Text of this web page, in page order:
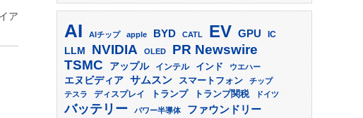
ア
AI AIチップ apple BYD CATL EV GPU IC
LLM NVIDIA OLED PR Newswire
TSMC アップル インテル インド ウエハー
エヌビディア サムスン スマートフォン
チップ
テスラ
ディスプレイ トランプ トランプ関税 ドイツ
バッテリー パワー半導体 ファウンドリー